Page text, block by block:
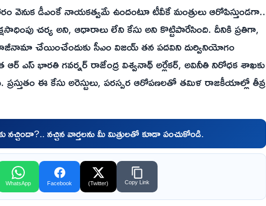
వెనుక డీఎంకే నాయకత్వమే ఉందంటూ టీవీకే మంత్రులు ఆరోపిస్తుండగా..
చర్య అని, ఆధారాలు లేని కేసు అని కొట్టిపారేసింది. దీనికి ప్రతిగా,
రాజీనామా చేయించేందుకు సీఎం విజయ్ తన పదవిని దుర్వినియోగం
ఎస్ భారతి గవర్నర్ రాజేంద్ర విశ్వనాథ్ అర్లేకర్, అవినీతి నిరోధక శాఖకు
ప్రస్తుతం ఈ కేసు అరెస్టులు, పరస్పర ఆరోపణలతో తమిళ రాజకీయాల్లో తీవ్ర
నచ్చిందా?.. నచ్చిన వార్తలను మీ మిత్రులతో కూడా పంచుకోండి.
WhatsApp Facebook (Twitter) Copy Link